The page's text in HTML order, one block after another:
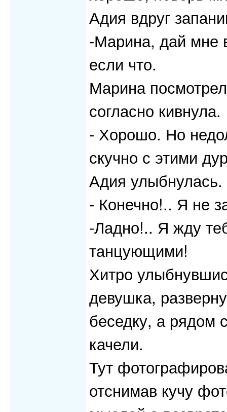
Адия вдруг
-Марина, дай мне
если что.
Марина
согласно кивнула.
- Хорошо. Но
скучно с этими
Адия улыбнулась.
- Конечно!.. Я не
-Ладно!.. Я жду
танцующими!
Хитро
девушка,
беседку, а
качели.
Тут
отснимав кучу